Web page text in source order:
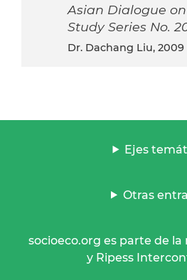
Asian Dialogue
Study Series No.
Dr. Dachang Liu, 2009
Ejes
Otras
socioeco.org es parte de la
y Ripess